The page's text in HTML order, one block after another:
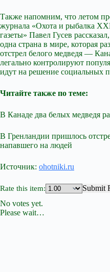
Также напомним, что летом
журнала «Охота и рыбалка
газеты» Павел Гусев
одна страна в мире, которая
отстрел белого медведя —
легально контролируют
идут на решение социальных
Читайте также по теме:
В Канаде два белых медведя
В Гренландии пришлось
напавшего на людей
Источник: ohotniki.ru
Rate this item:
Submit
No votes yet.
Please wait…